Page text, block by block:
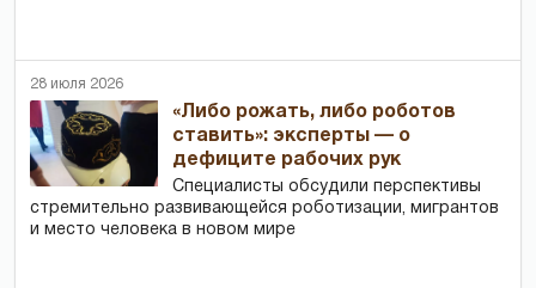
28 июля 2026
«Либо рожать, либо роботов
ставить»: эксперты — о
дефиците рабочих рук
Специалисты обсудили перспективы
стремительно развивающейся роботизации, мигрантов
и место человека в новом мире